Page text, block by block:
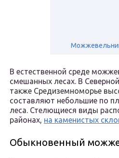
В естественной среде
смешанных лесах. В
также Средиземноморье
составляют небольшие по
леса. Стелющиеся виды
районах, на каменистых
Обыкновенный